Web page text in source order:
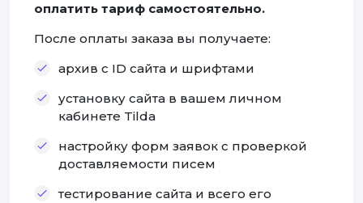
оплатить тариф самостоятельно.
После оплаты заказа вы получаете:
архив с ID сайта и шрифтами
установку сайта в вашем личном
кабинете Tilda
настройку форм заявок с проверкой
доставляемости писем
тестирование сайта и всего его